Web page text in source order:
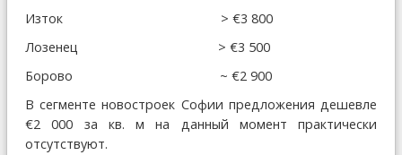
Изток > €3 800
Лозенец > €3 500
Борово ~ €2 900
В сегменте новостроек Софии предложения дешевле
€2 000 за кв. м на данный момент практически
отсутствуют.